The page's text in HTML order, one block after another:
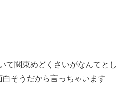
て関東めどくさいがなんてとし
そうだから言っちゃいます